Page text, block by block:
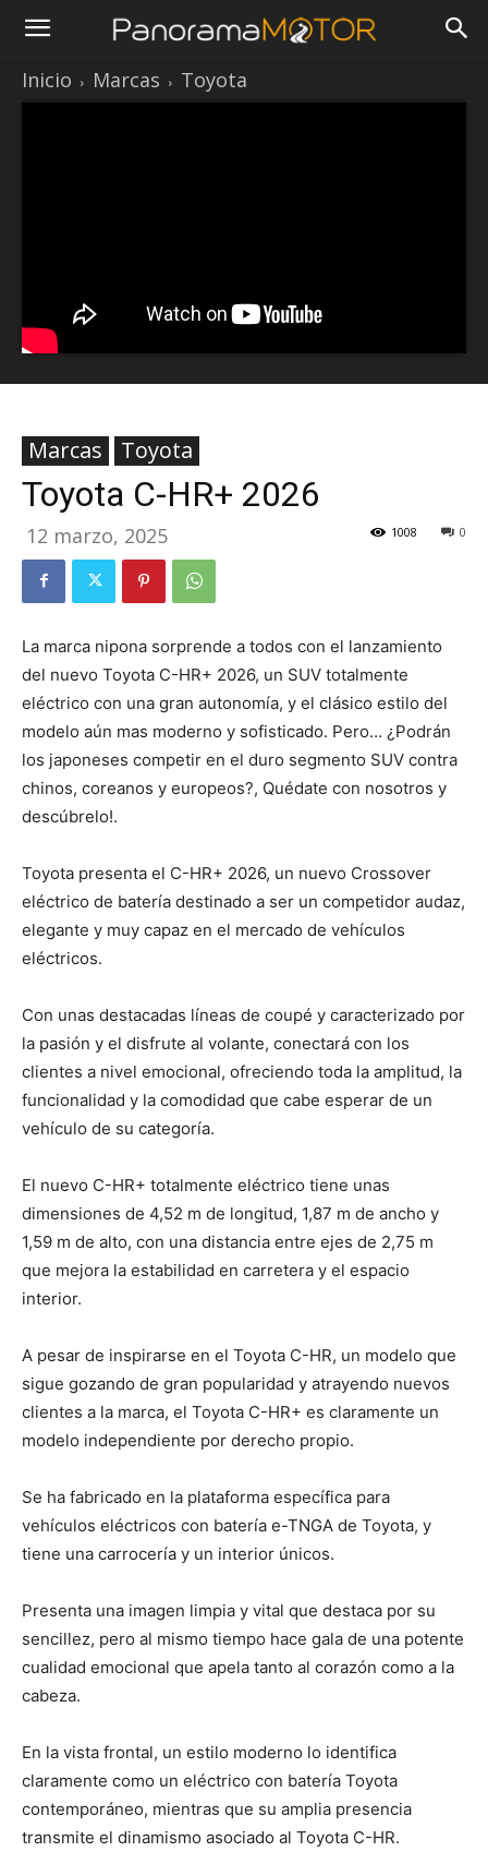
Inicio Marcas Toyota
Marcas Toyota
Toyota C-HR+ 2026
12 marzo, 2025 0
1008
La marca nipona sorprende a todos con el lanzamiento
del nuevo Toyota C-HR+ 2026, un SUV totalmente
eléctrico con una gran autonomía, y el clásico estilo del
modelo aún mas moderno y sofisticado. Pero… ¿Podrán
los japoneses competir en el duro segmento SUV contra
chinos, coreanos y europeos?, Quédate con nosotros y
descúbrelo!.
Toyota presenta el C-HR+ 2026, un nuevo Crossover
eléctrico de batería destinado a ser un competidor audaz,
elegante y muy capaz en el mercado de vehículos
eléctricos.
Con unas destacadas líneas de coupé y caracterizado por
la pasión y el disfrute al volante, conectará con los
clientes a nivel emocional, ofreciendo toda la amplitud, la
funcionalidad y la comodidad que cabe esperar de un
vehículo de su categoría.
El nuevo C-HR+ totalmente eléctrico tiene unas
dimensiones de 4,52 m de longitud, 1,87 m de ancho y
1,59 m de alto, con una distancia entre ejes de 2,75 m
que mejora la estabilidad en carretera y el espacio
interior.
A pesar de inspirarse en el Toyota C-HR, un modelo que
sigue gozando de gran popularidad y atrayendo nuevos
clientes a la marca, el Toyota C-HR+ es claramente un
modelo independiente por derecho propio.
Se ha fabricado en la plataforma específica para
vehículos eléctricos con batería e-TNGA de Toyota, y
tiene una carrocería y un interior únicos.
Presenta una imagen limpia y vital que destaca por su
sencillez, pero al mismo tiempo hace gala de una potente
cualidad emocional que apela tanto al corazón como a la
cabeza.
En la vista frontal, un estilo moderno lo identifica
claramente como un eléctrico con batería Toyota
contemporáneo, mientras que su amplia presencia
transmite el dinamismo asociado al Toyota C-HR.